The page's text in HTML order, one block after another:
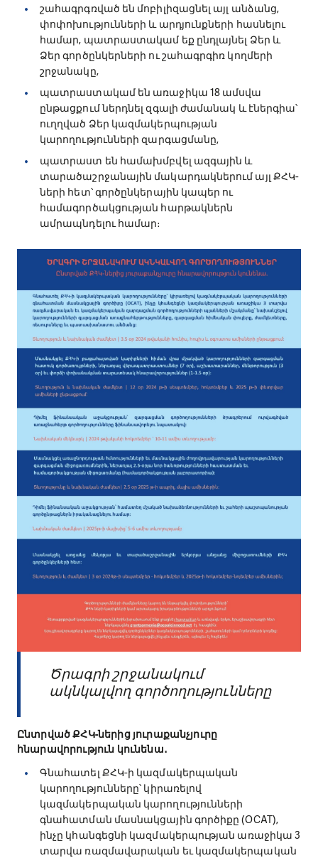
շահագրգռված են մոբիլիզացնել այլ անձանց,
փոփոխությունների և արդյունքների հասնելու
համար, պատրաստակամ եք ընդլայնել Ձեր և
Ձեր գործընկերների ու շահագրգիռ կողմերի
շրջանակը,
պատրաստակամ են առաջիկա 18 ամսվա
ընթացքում ներդնել զգալի ժամանակ և էներգիա՝
ուղղված Ձեր կազմակերպության
կարողությունների զարգացմանը,
պատրաստ են համախմբվել ազգային և
տարածաշրջանային մակարդակներում այլ ՔՀԿ-
ների հետ՝ գործընկերային կապեր ու
համագործակցության հարթակներն
ամրապնդելու համար։
Ծրագրի շրջանակում
ակնկալվող գործողությունները
Ընտրված ՔՀԿ-ներից յուրաքանչյուրը
հնարավորություն կունենա․
Գնահատել ՔՀԿ-ի կազմակերպական
կարողությունները՝ կիրառելով
կազմակերպական կարողությունների
գնահատման մասնակցային գործիքը (OCAT),
ինչը կհանգեցնի կազմակերպության առաջիկա 3
տարվա ռազմավարական եւ կազմակերպական